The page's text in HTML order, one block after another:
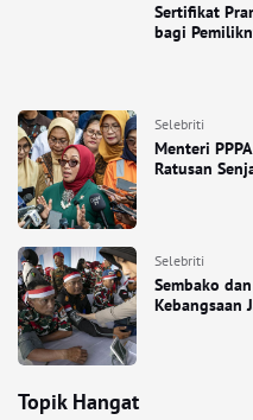
Sertifikat
bagi
Selebriti
Menteri
Ratusan
Selebriti
Sembako
Kebangsaan
Topik Hangat